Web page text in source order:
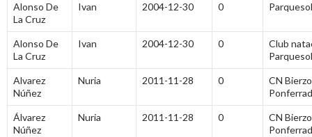
Alonso De
La Cruz
Ivan 2004-12-30 0 Parquesol
Alonso De
La Cruz
Ivan 2004-12-30 0
Club
Parquesol
Alvarez
Núñez
Nuria 2011-11-28 0
CN Bierzo
Álvarez
Núñez
Nuria 2011-11-28 0
CN Bierzo